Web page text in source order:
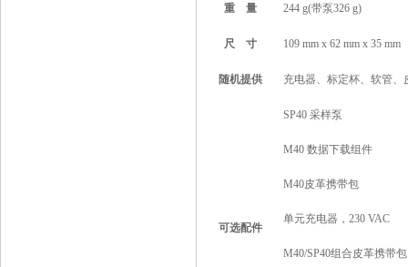
重 量 244 g(带泵326 g)
尺 寸 109 mm x 62 mm x 35 mm
随机提供 充电器、标定杯、软管
可选配件
SP40 采样泵
M40 数据下载组件
M40皮革携带包
单元充电器，230 VAC
M40/SP40组合皮革携带包